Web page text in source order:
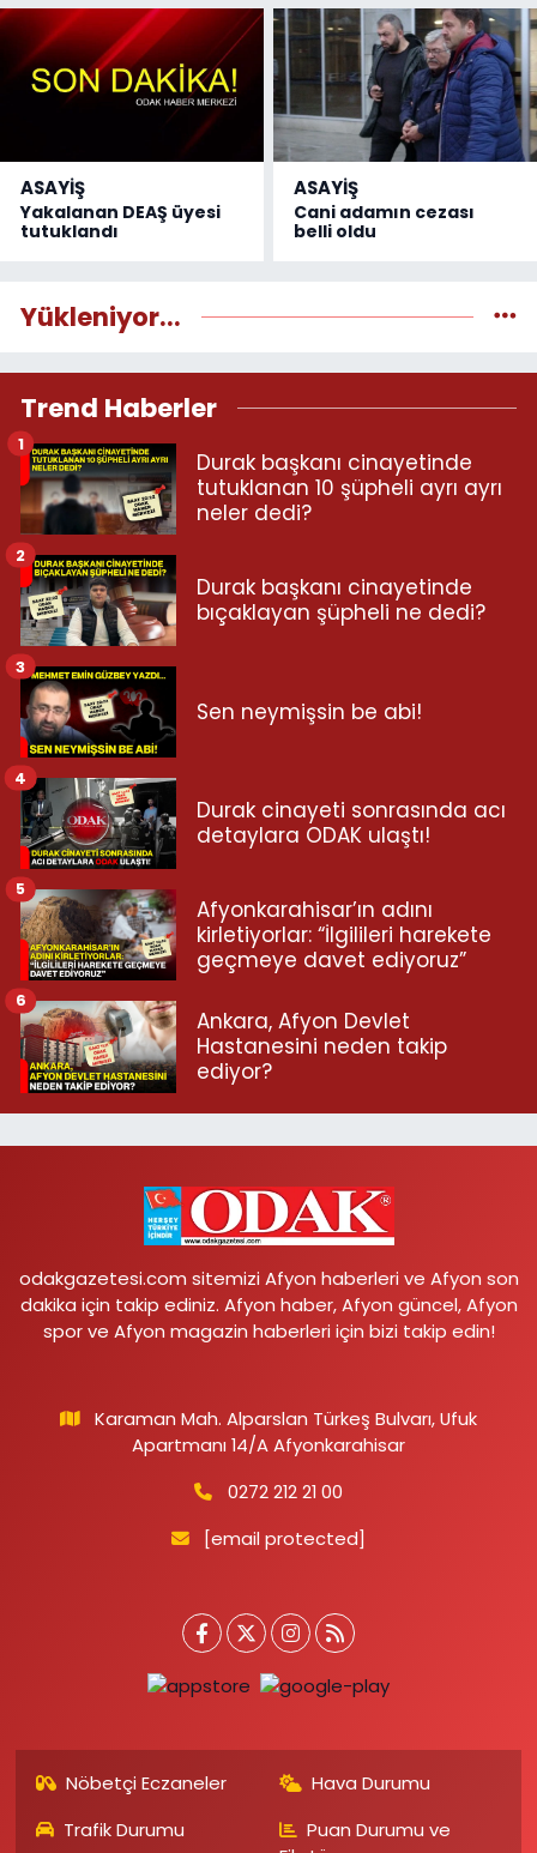
ASAYİŞ
Yakalanan DEAŞ üyesi
tutuklandı
ASAYİŞ
Cani adamın cezası
belli oldu
Yükleniyor...
Trend Haberler
Durak başkanı cinayetinde
tutuklanan 10 şüpheli ayrı ayrı
neler dedi?
1
Durak başkanı cinayetinde
bıçaklayan şüpheli ne dedi?
2
Sen neymişsin be abi!
3
Durak cinayeti sonrasında acı
detaylara ODAK ulaştı!
4
Afyonkarahisar’ın adını
kirletiyorlar: “İlgilileri harekete
geçmeye davet ediyoruz”
5
Ankara, Afyon Devlet
Hastanesini neden takip
ediyor?
6
odakgazetesi.com sitemizi Afyon haberleri ve Afyon son
dakika için takip ediniz. Afyon haber, Afyon güncel, Afyon
spor ve Afyon magazin haberleri için bizi takip edin!
Karaman Mah. Alparslan Türkeş Bulvarı, Ufuk
Apartmanı 14/A Afyonkarahisar
0272 212 21 00
[email protected]
Nöbetçi Eczaneler
Hava Durumu
Trafik Durumu
Puan Durumu ve